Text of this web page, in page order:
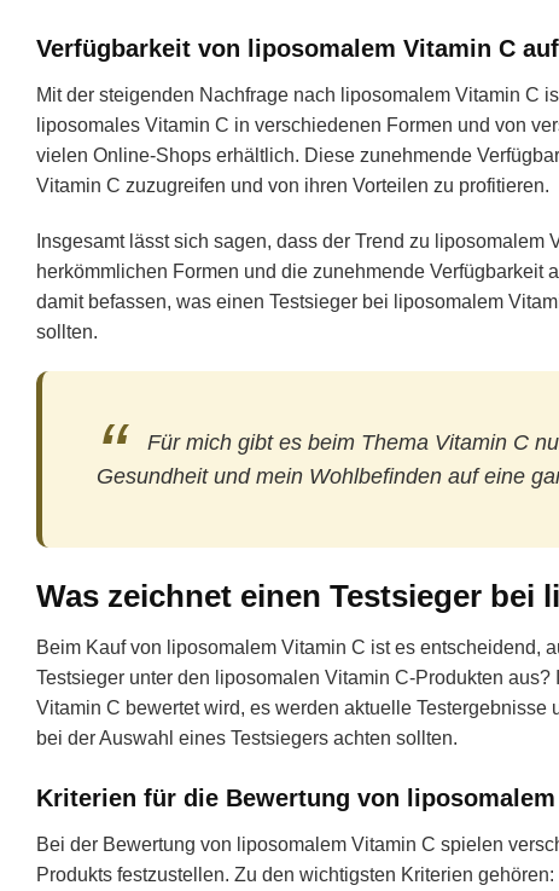
Verfügbarkeit von liposomalem Vitamin C
Mit der steigenden Nachfrage nach liposomalem Vitamin C
liposomales Vitamin C in verschiedenen Formen und von
vielen Online-Shops erhältlich. Diese zunehmende
Vitamin C zuzugreifen und von ihren Vorteilen zu profitieren.
Insgesamt lässt sich sagen, dass der Trend zu
herkömmlichen Formen und die zunehmende Verfügbarkeit
damit befassen, was einen Testsieger bei liposomalem
sollten.
Für mich gibt es beim Thema Vitamin C
Gesundheit und mein Wohlbefinden auf eine
Was zeichnet einen Testsieger bei
Beim Kauf von liposomalem Vitamin C ist es entscheidend,
Testsieger unter den liposomalen Vitamin C-Produkten
Vitamin C bewertet wird, es werden aktuelle
bei der Auswahl eines Testsiegers achten sollten.
Kriterien für die Bewertung von
Bei der Bewertung von liposomalem Vitamin C spielen
Produkts festzustellen. Zu den wichtigsten Kriterien gehören: